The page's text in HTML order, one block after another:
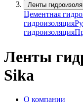
Ленты
Цементная
гидроизоляция
гидроизоляция
Ленты
Sika
О компании